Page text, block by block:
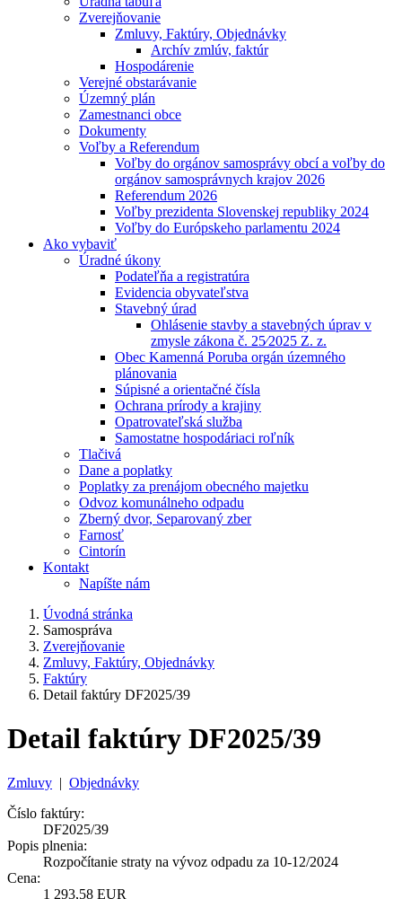
Zverejňovanie
Zmluvy, Faktúry, Objednávky
Archív zmlúv, faktúr
Hospodárenie
Verejné obstarávanie
Územný plán
Zamestnanci obce
Dokumenty
Voľby a Referendum
Voľby do orgánov samosprávy obcí a voľby do
orgánov samosprávnych krajov 2026
Referendum 2026
Voľby prezidenta Slovenskej republiky 2024
Voľby do Európskeho parlamentu 2024
Ako vybaviť
Úradné úkony
Podateľňa a registratúra
Evidencia obyvateľstva
Stavebný úrad
Ohlásenie stavby a stavebných úprav v
zmysle zákona č. 25⁄2025 Z. z.
Obec Kamenná Poruba orgán územného
plánovania
Súpisné a orientačné čísla
Ochrana prírody a krajiny
Opatrovateľská služba
Samostatne hospodáriaci roľník
Tlačivá
Dane a poplatky
Poplatky za prenájom obecného majetku
Odvoz komunálneho odpadu
Zberný dvor, Separovaný zber
Farnosť
Cintorín
Kontakt
Napíšte nám
Úvodná stránka
Samospráva
Zverejňovanie
Zmluvy, Faktúry, Objednávky
Faktúry
Detail faktúry DF2025/39
Detail faktúry DF2025/39
Zmluvy | Objednávky
Číslo faktúry:
DF2025/39
Popis plnenia:
Rozpočítanie straty na vývoz odpadu za 10-12/2024
Cena:
1 293,58 EUR